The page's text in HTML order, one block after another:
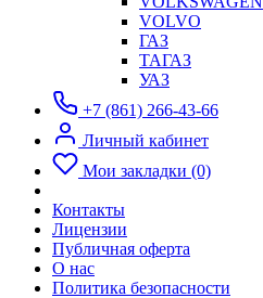
VOLVO
ГАЗ
ТАГАЗ
УАЗ
+7 (861) 266-43-66
Личный кабинет
Мои закладки (0)
Контакты
Лицензии
Публичная оферта
О нас
Политика безопасности